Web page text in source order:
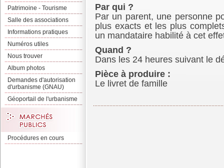
Patrimoine - Tourisme
Salle des associations
Informations pratiques
Numéros utiles
Nous trouver
Album photos
Demandes d'autorisation
d'urbanisme (GNAU)
Géoportail de l'urbanisme
Procédures en cours
Par qui ?
Par un parent, une personne
plus exacts et les plus
un mandataire habilité à cet
Quand ?
Dans les 24 heures suivant le
Pièce à produire :
Le livret de famille